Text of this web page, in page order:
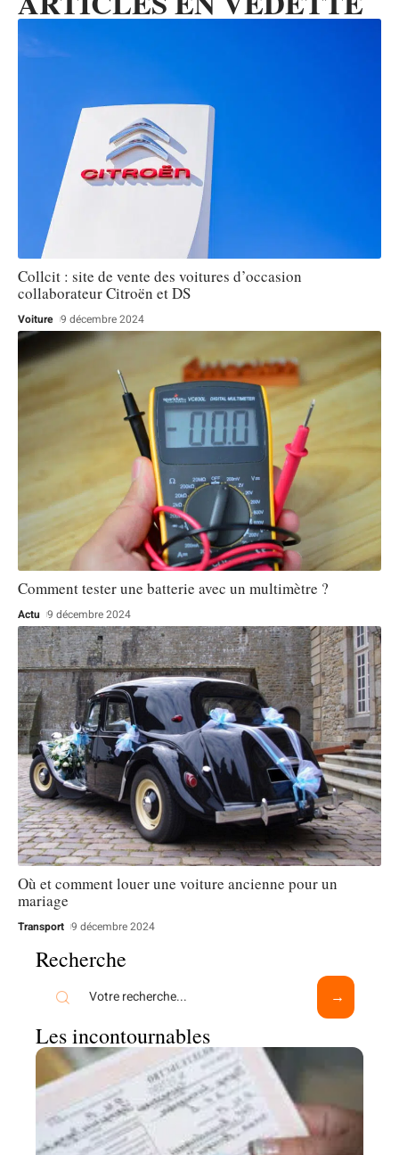
Collcit : site de vente des voitures d’occasion
collaborateur Citroën et DS
Voiture 9 décembre 2024
Comment tester une batterie avec un multimètre ?
Actu 9 décembre 2024
Où et comment louer une voiture ancienne pour un
mariage
Transport 9 décembre 2024
Recherche
Les incontournables